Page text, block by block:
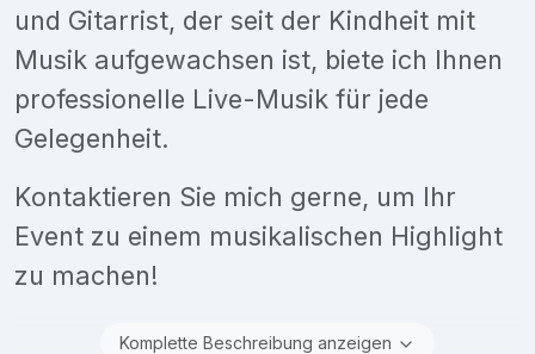
und Gitarrist, der seit der Kindheit mit
Musik aufgewachsen ist, biete ich Ihnen
professionelle Live-Musik für jede
Gelegenheit.
Kontaktieren Sie mich gerne, um Ihr
Event zu einem musikalischen Highlight
zu machen!
Komplette Beschreibung anzeigen